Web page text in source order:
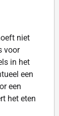
niet
voor
in het
een
een
het eten